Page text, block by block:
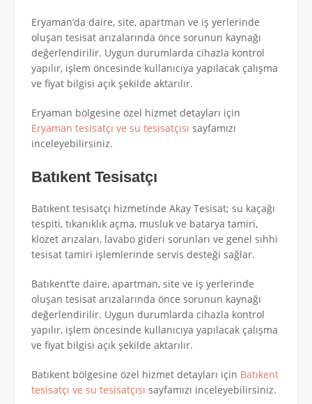
Eryaman’da daire, site, apartman ve iş yerlerinde
oluşan tesisat arızalarında önce sorunun kaynağı
değerlendirilir. Uygun durumlarda cihazla kontrol
yapılır, işlem öncesinde kullanıcıya yapılacak çalışma
ve fiyat bilgisi açık şekilde aktarılır.
Eryaman bölgesine özel hizmet detayları için
Eryaman tesisatçı ve su tesisatçısı sayfamızı
inceleyebilirsiniz.
Batıkent Tesisatçı
Batıkent tesisatçı hizmetinde Akay Tesisat; su kaçağı
tespiti, tıkanıklık açma, musluk ve batarya tamiri,
klozet arızaları, lavabo gideri sorunları ve genel sıhhi
tesisat tamiri işlemlerinde servis desteği sağlar.
Batıkent’te daire, apartman, site ve iş yerlerinde
oluşan tesisat arızalarında önce sorunun kaynağı
değerlendirilir. Uygun durumlarda cihazla kontrol
yapılır, işlem öncesinde kullanıcıya yapılacak çalışma
ve fiyat bilgisi açık şekilde aktarılır.
Batıkent bölgesine özel hizmet detayları için Batıkent
tesisatçı ve su tesisatçısı sayfamızı inceleyebilirsiniz.